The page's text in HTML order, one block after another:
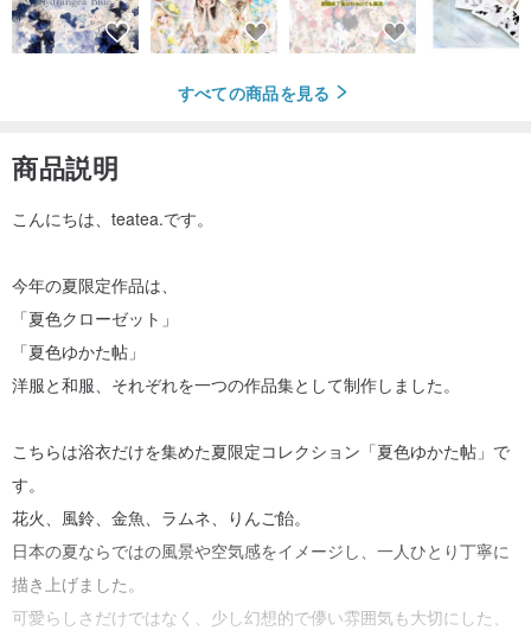
すべての商品を見る
商品説明
こんにちは、teatea.です。
今年の夏限定作品は、
「夏色クローゼット」
「夏色ゆかた帖」
洋服と和服、それぞれを一つの作品集として制作しました。
こちらは浴衣だけを集めた夏限定コレクション「夏色ゆかた帖」で
す。
花火、風鈴、金魚、ラムネ、りんご飴。
日本の夏ならではの風景や空気感をイメージし、一人ひとり丁寧に
描き上げました。
可愛らしさだけではなく、少し幻想的で儚い雰囲気も大切にした、